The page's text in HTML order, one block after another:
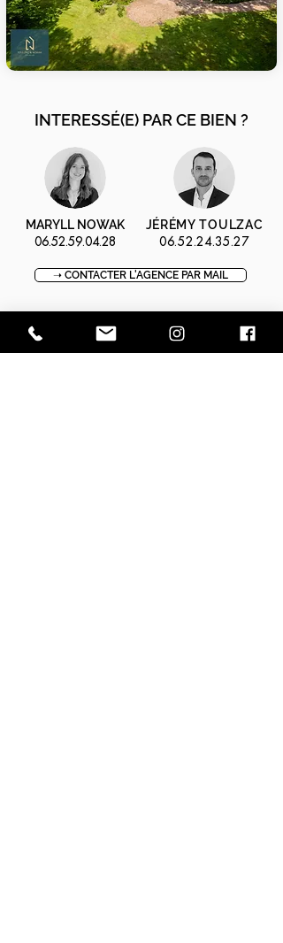
INTERESSÉ(E) PAR CE BIEN ?
MARYLL NOWAK
06.52.59.04.28
JÉRÉMY TOULZAC
06.52.24.35.27
➝ CONTACTER L'AGENCE PAR MAIL